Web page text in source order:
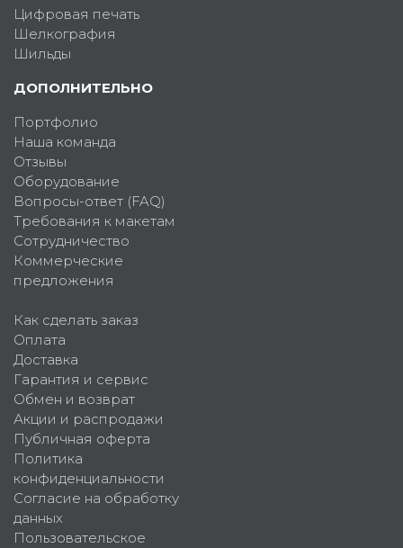
Цифровая печать
Шелкография
Шильды
ДОПОЛНИТЕЛЬНО
Портфолио
Наша команда
Отзывы
Оборудование
Вопросы-ответ (FAQ)
Требования к макетам
Сотрудничество
Коммерческие
предложения
Как сделать заказ
Оплата
Доставка
Гарантия и сервис
Обмен и возврат
Акции и распродажи
Публичная оферта
Политика
конфиденциальности
Согласие на обработку
данных
Пользовательское